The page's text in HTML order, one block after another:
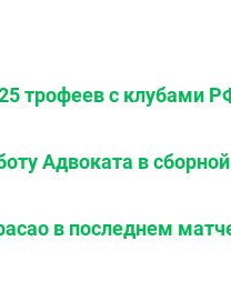
трофеев с клубами
Адвоката в
в последнем